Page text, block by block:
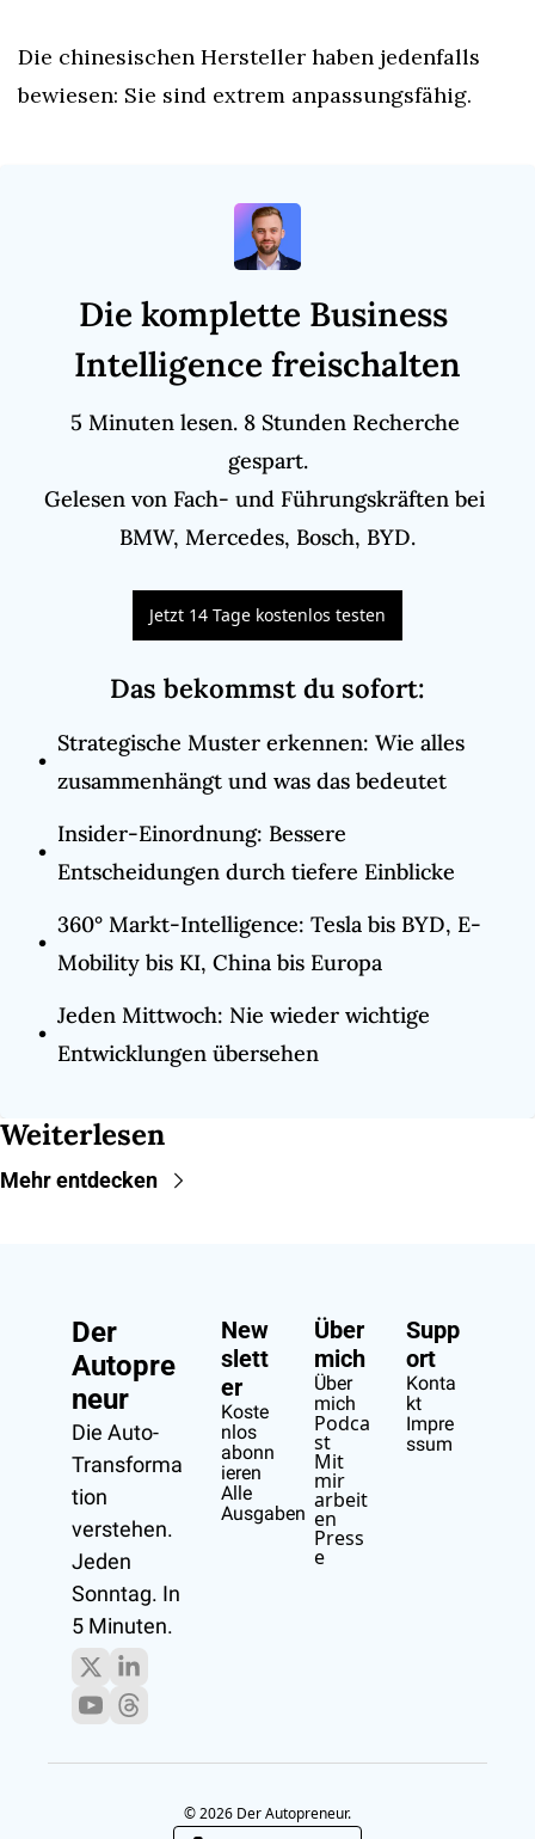
Die chinesischen Hersteller haben jedenfalls
bewiesen: Sie sind extrem anpassungsfähig.
Die komplette Business
Intelligence freischalten
5 Minuten lesen. 8 Stunden Recherche
gespart.
Gelesen von Fach- und Führungskräften bei
BMW, Mercedes, Bosch, BYD.
Jetzt 14 Tage kostenlos testen
Das bekommst du sofort:
Strategische Muster erkennen: Wie alles
zusammenhängt und was das bedeutet
Insider-Einordnung: Bessere
Entscheidungen durch tiefere Einblicke
360° Markt-Intelligence: Tesla bis BYD, E-
Mobility bis KI, China bis Europa
Jeden Mittwoch: Nie wieder wichtige
Entwicklungen übersehen
Weiterlesen
Mehr entdecken
Der
Autopre
neur
Die Auto-
Transforma
tion
verstehen.
Jeden
Sonntag. In
5 Minuten.
New
slett
er
Koste
nlos
abonn
ieren
Alle
Ausgaben
Über
mich
Über
mich
Podca
st
Mit
mir
arbeit
en
Press
e
Supp
ort
Konta
kt
Impre
ssum
© 2026 Der Autopreneur.